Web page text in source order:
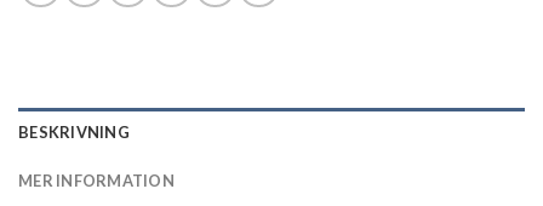
BESKRIVNING
MER INFORMATION